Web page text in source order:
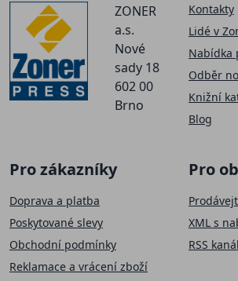
ZONER
a.s.
Nové
sady 18
602 00
Brno
Kontakty
Lidé v
Nabídka
Odběr
Knižní
Blog
Pro zákazníky
Doprava a platba
Poskytované slevy
Obchodní podmínky
Reklamace a vrácení zboží
Pro
XML s
RSS